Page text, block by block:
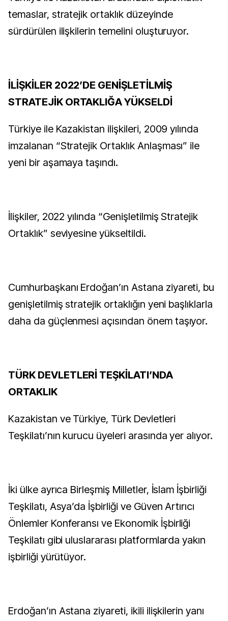
temaslar, stratejik ortaklık düzeyinde
sürdürülen ilişkilerin temelini oluşturuyor.
İLİŞKİLER 2022’DE GENİŞLETİLMİŞ
STRATEJİK ORTAKLIĞA YÜKSELDİ
Türkiye ile Kazakistan ilişkileri, 2009 yılında
imzalanan “Stratejik Ortaklık Anlaşması” ile
yeni bir aşamaya taşındı.
İlişkiler, 2022 yılında “Genişletilmiş Stratejik
Ortaklık” seviyesine yükseltildi.
Cumhurbaşkanı Erdoğan’ın Astana ziyareti, bu
genişletilmiş stratejik ortaklığın yeni başlıklarla
daha da güçlenmesi açısından önem taşıyor.
TÜRK DEVLETLERİ TEŞKİLATI’NDA
ORTAKLIK
Kazakistan ve Türkiye, Türk Devletleri
Teşkilatı’nın kurucu üyeleri arasında yer alıyor.
İki ülke ayrıca Birleşmiş Milletler, İslam İşbirliği
Teşkilatı, Asya’da İşbirliği ve Güven Artırıcı
Önlemler Konferansı ve Ekonomik İşbirliği
Teşkilatı gibi uluslararası platformlarda yakın
işbirliği yürütüyor.
Erdoğan’ın Astana ziyareti, ikili ilişkilerin yanı